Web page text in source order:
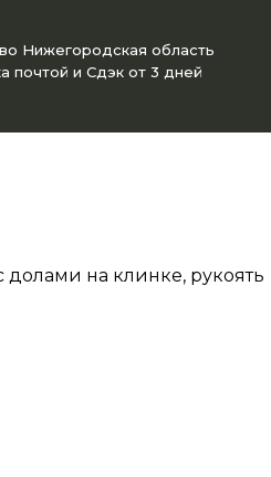
Нижегородская область
почтой и Сдэк от 3 дней
на клинке, рукоять